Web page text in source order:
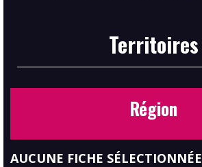
Territoires
Région
AUCUNE FICHE SÉLECTIONNÉE